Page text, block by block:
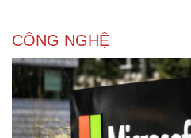
Cây thuốc
Sản phụ khoa
Nhi khoa
Nam khoa
Làm đẹp - giảm cân
Phòng mạch online
CÔNG NGHỆ